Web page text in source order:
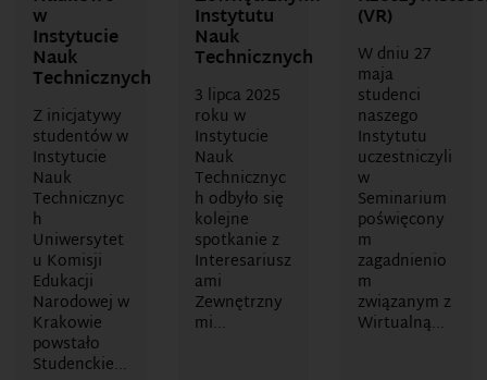
w
Instytucie
Nauk
Technicznych
Z inicjatywy
studentów w
Instytucie
Nauk
Technicznyc
h
Uniwersytet
u Komisji
Edukacji
Narodowej w
Krakowie
powstało
Studenckie...
Instytutu
Nauk
Technicznych
3 lipca 2025
roku w
Instytucie
Nauk
Technicznyc
h odbyło się
kolejne
spotkanie z
Interesariusz
ami
Zewnętrzny
mi...
(VR)
W dniu 27
maja
studenci
naszego
Instytutu
uczestniczyli
w
Seminarium
poświęcony
m
zagadnienio
m
związanym z
Wirtualną...